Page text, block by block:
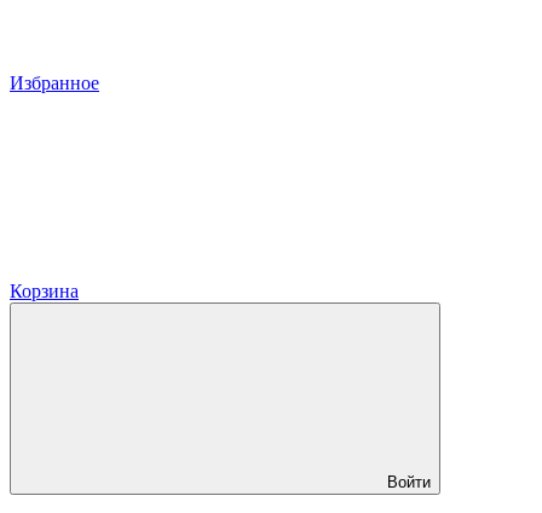
Избранное
Корзина
Войти